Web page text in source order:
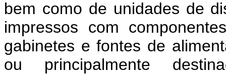
bem como de unidades de
impressos com
gabinetes e fontes de
ou principalmente